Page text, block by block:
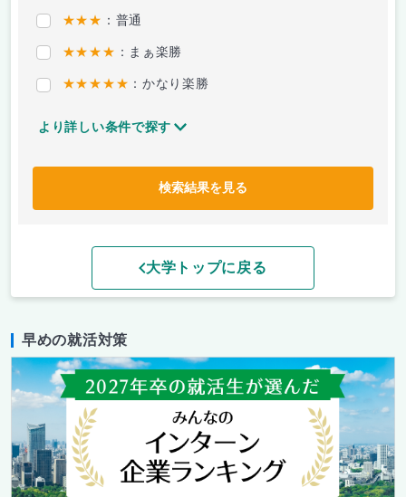
★★★ ：普通
★★★★ ：まぁ楽勝
★★★★★ ：かなり楽勝
より詳しい条件で探す
検索結果を見る
大学トップに戻る
早めの就活対策